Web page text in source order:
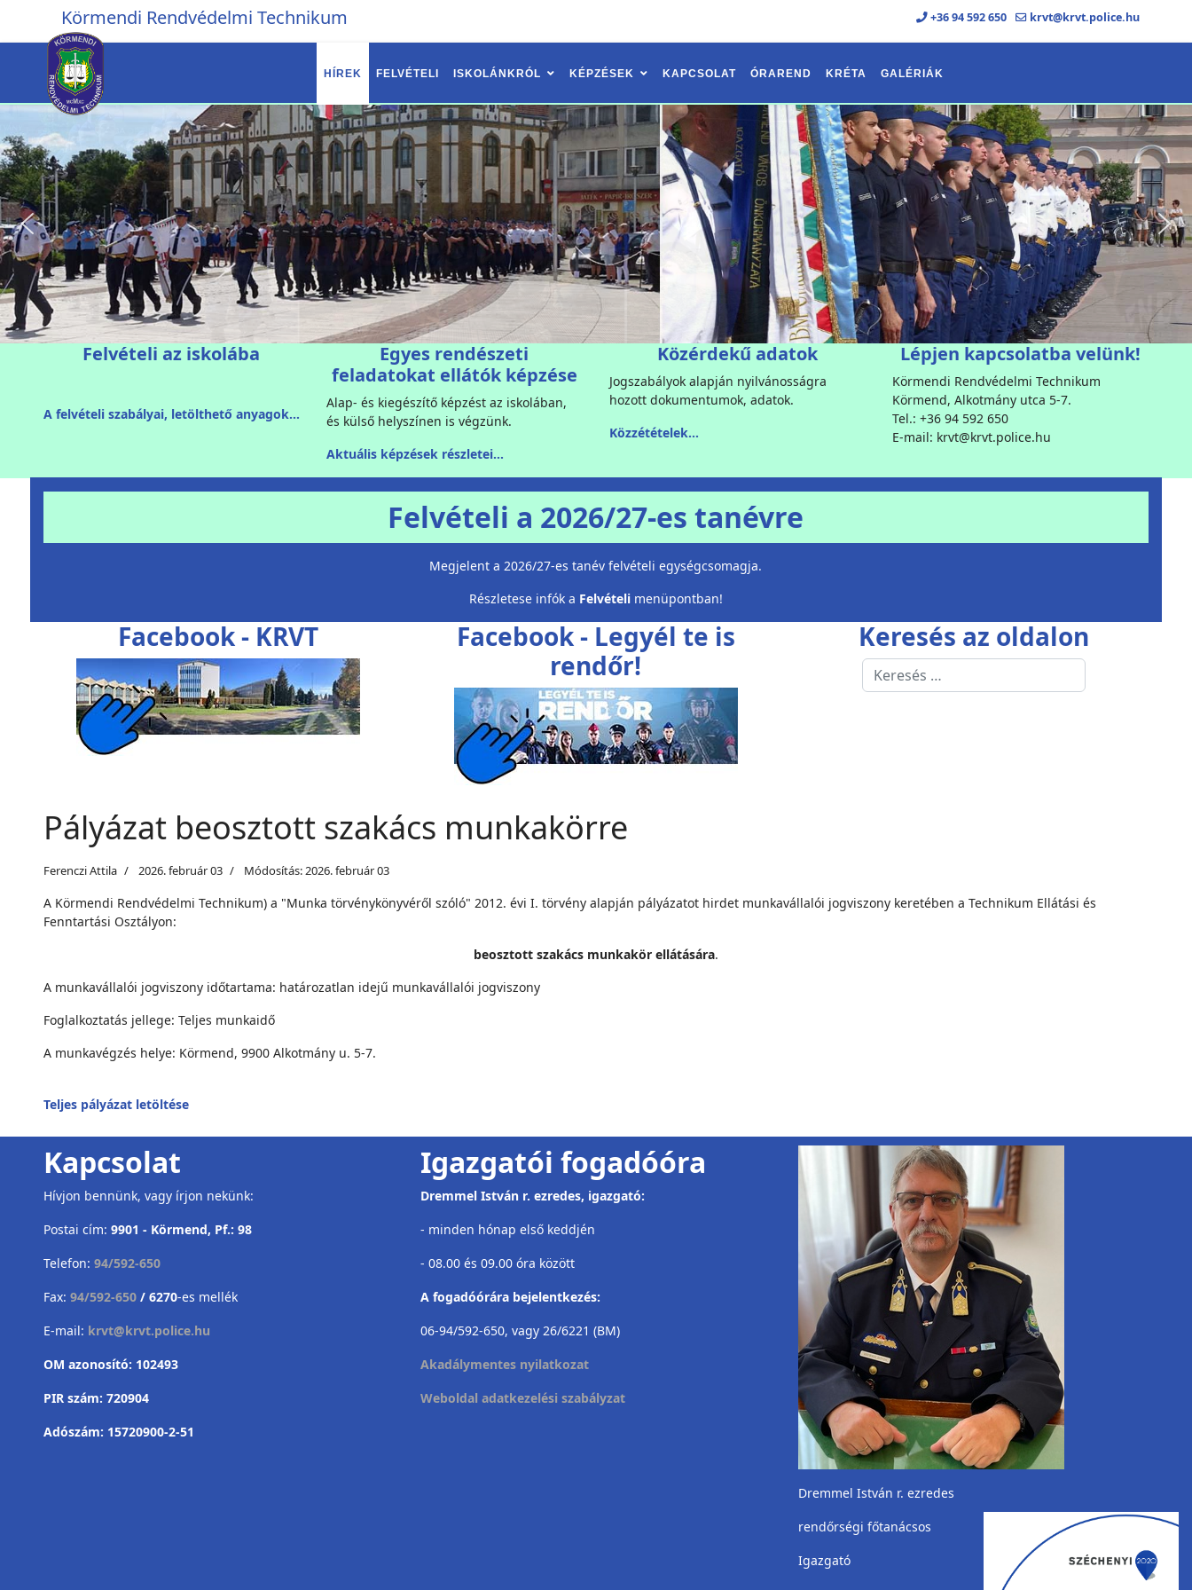
Körmendi Rendvédelmi Technikum +36 94 592 650 krvt@krvt.police.hu
HÍREK FELVÉTELI ISKOLÁNKRÓL KÉPZÉSEK KAPCSOLAT ÓRAREND KRÉTA GALÉRIÁK
Felvételi az iskolába
A felvételi szabályai, letölthető anyagok...
Egyes rendészeti
feladatokat ellátók képzése
Alap- és kiegészítő képzést az iskolában,
és külső helyszínen is végzünk.
Aktuális képzések részletei...
Közérdekű adatok
Jogszabályok alapján nyilvánosságra
hozott dokumentumok, adatok.
Közzétételek...
Lépjen kapcsolatba velünk!
Körmendi Rendvédelmi Technikum
Körmend, Alkotmány utca 5-7.
Tel.: +36 94 592 650
E-mail: krvt@krvt.police.hu
Felvételi a 2026/27-es tanévre
Megjelent a 2026/27-es tanév felvételi egységcsomagja.
Részletese infók a Felvételimenüpontban!
Facebook - KRVT
Facebook - Legyél te is
rendőr!
Keresés az oldalon
Keresés
Pályázat beosztott szakács munkakörre
Ferenczi Attila 2026. február 03 Módosítás: 2026. február 03
A Körmendi Rendvédelmi Technikum) a "Munka törvénykönyvéről szóló" 2012. évi I. törvény alapján pályázatot hirdet munkavállalói jogviszony keretében a Technikum Ellátási és
Fenntartási Osztályon:
beosztott szakács munkakör ellátására.
A munkavállalói jogviszony időtartama: határozatlan idejű munkavállalói jogviszony
Foglalkoztatás jellege: Teljes munkaidő
A munkavégzés helye: Körmend, 9900 Alkotmány u. 5-7.
Teljes pályázat letöltése
Kapcsolat
Hívjon bennünk, vagy írjon nekünk:
Postai cím: 9901 - Körmend, Pf.: 98
Telefon: 94/592-650
Fax: 94/592-650/ 6270-es mellék
E-mail: krvt@krvt.police.hu
OM azonosító: 102493
PIR szám: 720904
Adószám: 15720900-2-51
Igazgatói fogadóóra
Dremmel István r. ezredes, igazgató:
- minden hónap első keddjén
- 08.00 és 09.00 óra között
A fogadóórára bejelentkezés:
06-94/592-650, vagy 26/6221 (BM)
Akadálymentes nyilatkozat
Weboldal adatkezelési szabályzat
Dremmel István r. ezredes
rendőrségi főtanácsos
Igazgató